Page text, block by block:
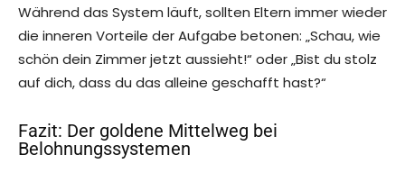
Während das System läuft, sollten Eltern immer wieder
die inneren Vorteile der Aufgabe betonen: „Schau, wie
schön dein Zimmer jetzt aussieht!“ oder „Bist du stolz
auf dich, dass du das alleine geschafft hast?“
Fazit: Der goldene Mittelweg bei
Belohnungssystemen